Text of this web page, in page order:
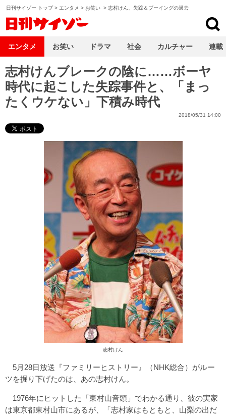
日刊サイゾー トップ> エンタメ > お笑い > 志村けん、失踪＆ブーイングの過去
志村けんブレークの陰に……ボーヤ
時代に起こした失踪事件と、「まっ
たくウケない」下積み時代
2018/05/31 14:00
志村けん
5月28日放送『ファミリーヒストリー』（NHK総合）がルー
ツを掘り下げたのは、あの志村けん。
1976年にヒットした「東村山音頭」でわかる通り、彼の実家
は東京都東村山市にあるが、「志村家はもともと、山梨の出だ
エンタメ お笑い ドラマ 社会 カルチャー 連載